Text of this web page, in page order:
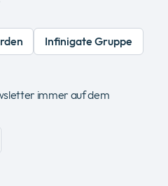
Infinigate Gruppe
immer auf dem